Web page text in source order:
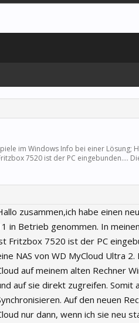
im Windows Info bei einer Lösung;
7520 ist der PC eingebunden....
zusammen,ich habe einen
in Betrieb genommen. In
Fritzbox 7520 ist der PC
NAS von WD MyCloud Ultra
auf meinem alten Rechner
auf sie direkt zugreifen. Somit
Auf den neuen
nur dann, wenn ich sie neu